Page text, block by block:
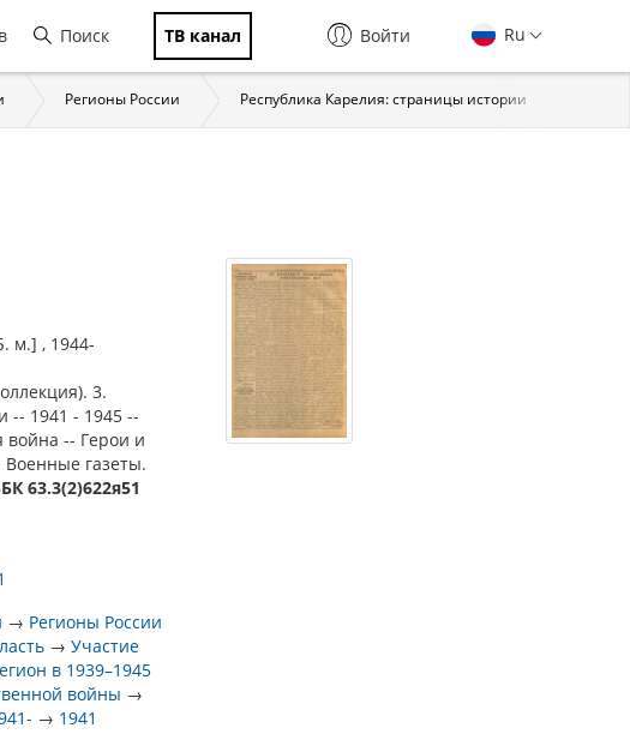
Поиск ТВ канал Ru
Войти
Регионы России Республика Карелия: страницы истории
м.] , 1944-
3.
-- 1941 - 1945 --
война -- Герои и
Военные газеты.
63.3(2)622я51
→ Регионы России
→Участие
в 1939–1945
войны →
→ 1941